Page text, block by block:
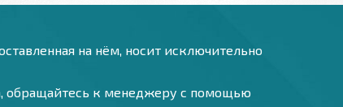
на нём, носит исключительно
обращайтесь к менеджеру с помощью